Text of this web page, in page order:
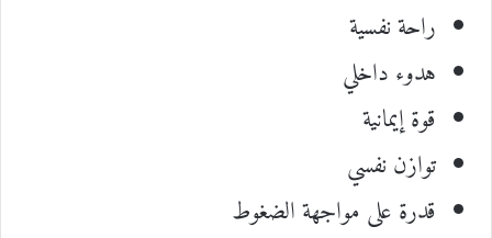
راحة نفسية
هدوء داخلي
قوة إيمانية
توازن نفسي
قدرة على مواجهة الضغوط